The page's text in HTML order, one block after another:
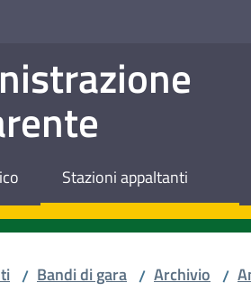
Stazioni appaltanti
/ Bandi di gara / Archivio /